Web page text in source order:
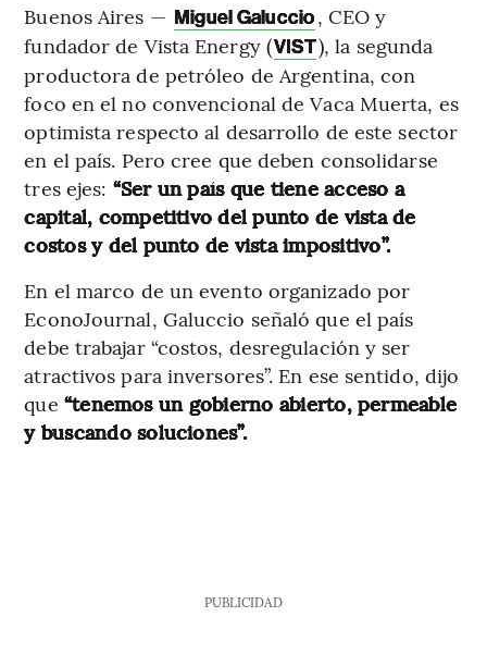
Buenos Aires — Miguel Galuccio, CEO y
fundador de Vista Energy (VIST), la segunda
productora de petróleo de Argentina, con
foco en el no convencional de Vaca Muerta, es
optimista respecto al desarrollo de este sector
en el país. Pero cree que deben consolidarse
tres ejes: “Ser un país que tiene acceso a
capital, competitivo del punto de vista de
costos y del punto de vista impositivo”.
En el marco de un evento organizado por
EconoJournal, Galuccio señaló que el país
debe trabajar “costos, desregulación y ser
atractivos para inversores”. En ese sentido, dijo
que “tenemos un gobierno abierto, permeable
y buscando soluciones”.
PUBLICIDAD